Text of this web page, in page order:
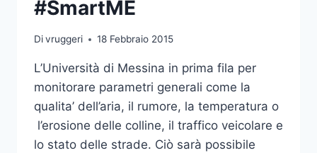
#SmartME
Divruggeri 18 Febbraio 2015
L’Università di Messina in prima fila per
monitorare parametri generali come la
qualita’ dell’aria, il rumore, la temperatura o
l’erosione delle colline, il traffico veicolare e
lo stato delle strade. Ciò sarà possibile